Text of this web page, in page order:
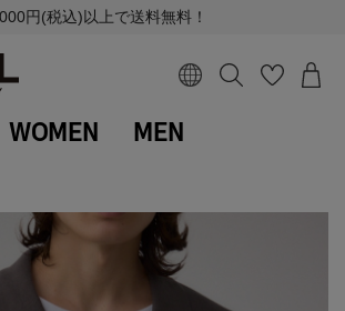
円(税込)以上で送料無料！
WOMEN MEN